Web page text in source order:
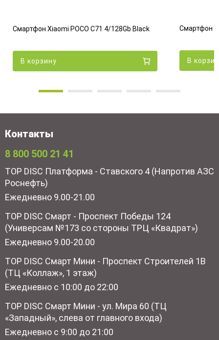
Смартфон Xiaomi POCO C71 4/128Gb Black
В корзину
Смартфон
В
Контакты
8 800 500 21 41
TOP DISC Платформа - Ставского 4 (Напротив АЗС
Роснефть)
Ежедневно 9.00-21.00
TOP DISC Смарт - Проспект Победы 124
(Универсам №173 со стороны ТРЦ «Квадрат»)
Ежедневно 9.00-20.00
TOP DISC Смарт Мини - Проспект Строителей 1В
(ТЦ «Коллаж», 1 этаж)
Ежедневно с 10:00 до 22:00
TOP DISC Смарт Мини - ул. Мира 60 (ТЦ
«Западный», слева от главного входа)
Ежедневно с 9:00 до 21:00